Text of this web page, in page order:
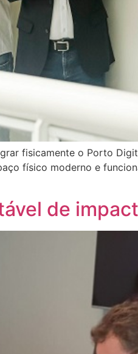
fisicamente o Porto
físico moderno e
de